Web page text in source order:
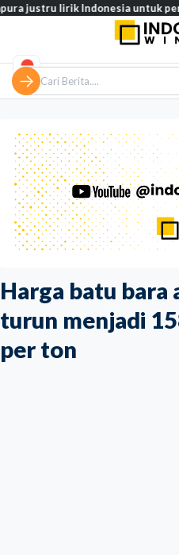
Harga batu bara
turun menjadi
per ton
lirik Indonesia untuk perluas